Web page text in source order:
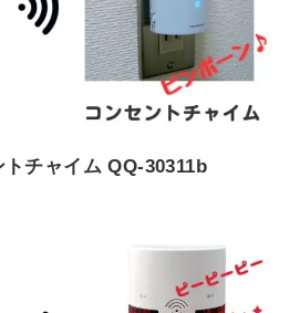
チャイム QQ-30311b